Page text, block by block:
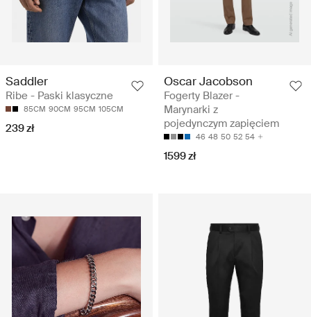
Saddler
Ribe - Paski klasyczne
85CM 90CM 95CM 105CM
239 zł
Oscar Jacobson
Fogerty Blazer -
Marynarki z
pojedynczym zapięciem
46 48 50 52 54
1599 zł